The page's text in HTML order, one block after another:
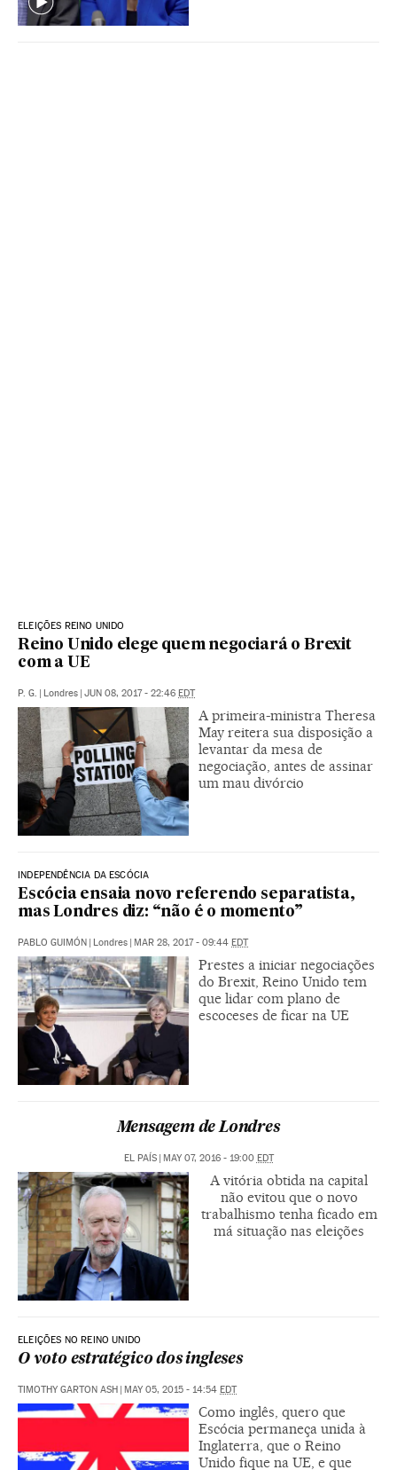
ELEIÇÕES REINO UNIDO
Reino Unido elege quem negociará o Brexit
com a UE
P. G. Londres JUN 08, 2017 - 22:46 EDT
A primeira-ministra Theresa
May reitera sua disposição a
levantar da mesa de
negociação, antes de assinar
um mau divórcio
INDEPENDÊNCIA DA ESCÓCIA
Escócia ensaia novo referendo separatista,
mas Londres diz: “não é o momento”
PABLO GUIMÓN Londres MAR 28, 2017 - 09:44 EDT
Prestes a iniciar negociações
do Brexit, Reino Unido tem
que lidar com plano de
escoceses de ficar na UE
Mensagem de Londres
EL PAÍS | MAY 07, 2016 - 19:00 EDT
A vitória obtida na capital
não evitou que o novo
trabalhismo tenha ficado em
má situação nas eleições
ELEIÇÕES NO REINO UNIDO
O voto estratégico dos ingleses
TIMOTHY GARTON ASH | MAY 05, 2015 - 14:54 EDT
Como inglês, quero que
Escócia permaneça unida à
Inglaterra, que o Reino
Unido fique na UE, e que